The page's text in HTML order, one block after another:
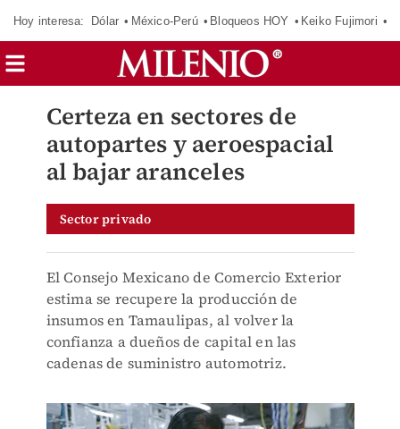
Hoy interesa: Dólar México-Perú Bloqueos HOY Keiko Fujimori
Certeza en sectores de
autopartes y aeroespacial
al bajar aranceles
Sector privado
El Consejo Mexicano de Comercio Exterior
estima se recupere la producción de
insumos en Tamaulipas, al volver la
confianza a dueños de capital en las
cadenas de suministro automotriz.